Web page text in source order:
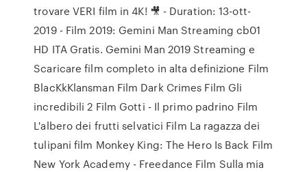
trovare VERI film in 4K! 🎥 - Duration: 13-ott-
2019 - Film 2019: Gemini Man Streaming cb01
HD ITA Gratis. Gemini Man 2019 Streaming e
Scaricare film completo in alta definizione Film
BlacKkKlansman Film Dark Crimes Film Gli
incredibili 2 Film Gotti - Il primo padrino Film
L'albero dei frutti selvatici Film La ragazza dei
tulipani film Monkey King: The Hero Is Back Film
New York Academy - Freedance Film Sulla mia